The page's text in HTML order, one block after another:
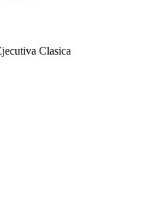
Clasica